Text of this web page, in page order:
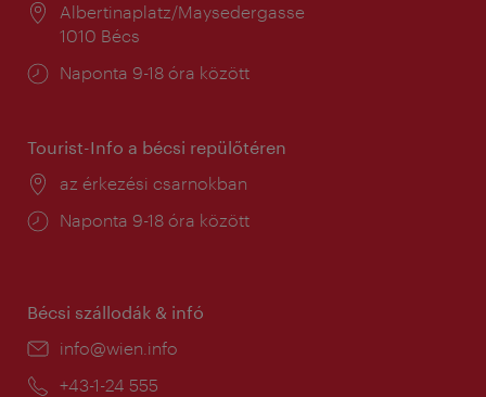
Helyszín:
Albertinaplatz/Maysedergasse
1010 Bécs
Nyitva
Naponta 9-18 óra között
Tourist-Info a bécsi repülőtéren
Helyszín:
az érkezési csarnokban
Nyitva
Naponta 9-18 óra között
Bécsi szállodák & infó
E-
info@wien.info
Telefon:
+43-1-24 555